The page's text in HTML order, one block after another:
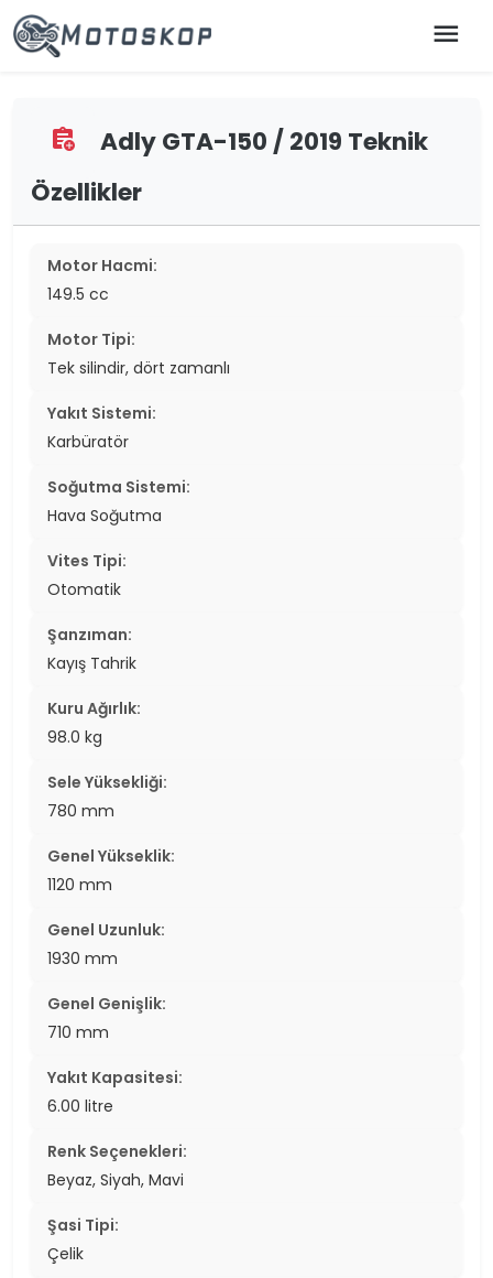
menu
assignment_add
Adly GTA-150 / 2019 Teknik
Özellikler
Motor Hacmi:
149.5 cc
Motor Tipi:
Tek silindir, dört zamanlı
Yakıt Sistemi:
Karbüratör
Soğutma Sistemi:
Hava Soğutma
Vites Tipi:
Otomatik
Şanzıman:
Kayış Tahrik
Kuru Ağırlık:
98.0 kg
Sele Yüksekliği:
780 mm
Genel Yükseklik:
1120 mm
Genel Uzunluk:
1930 mm
Genel Genişlik:
710 mm
Yakıt Kapasitesi:
6.00 litre
Renk Seçenekleri:
Beyaz, Siyah, Mavi
Şasi Tipi:
Çelik